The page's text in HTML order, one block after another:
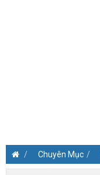
Chuyên Mục